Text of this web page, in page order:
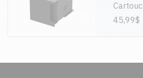
45,99$